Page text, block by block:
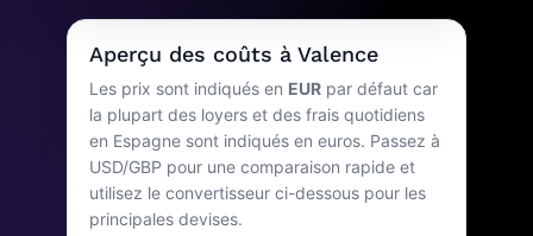
Image héros
Coût de la vie à
Valence
Espagne
Dernière mise à jour : avril 2026
Aperçu des coûts à Valence
Les prix sont indiqués en EUR par défaut car
la plupart des loyers et des frais quotidiens
en Espagne sont indiqués en euros. Passez à
USD/GBP pour une comparaison rapide et
utilisez le convertisseur ci-dessous pour les
principales devises.